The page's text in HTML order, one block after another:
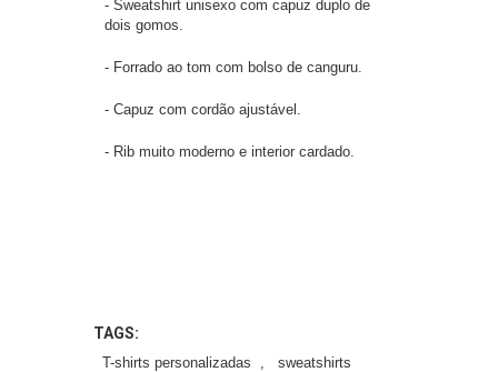
- Sweatshirt unisexo com capuz duplo de
dois gomos.
- Forrado ao tom com bolso de canguru.
- Capuz com cordão ajustável.
- Rib muito moderno e interior cardado.
TAGS:
T-shirts personalizadas
sweatshirts